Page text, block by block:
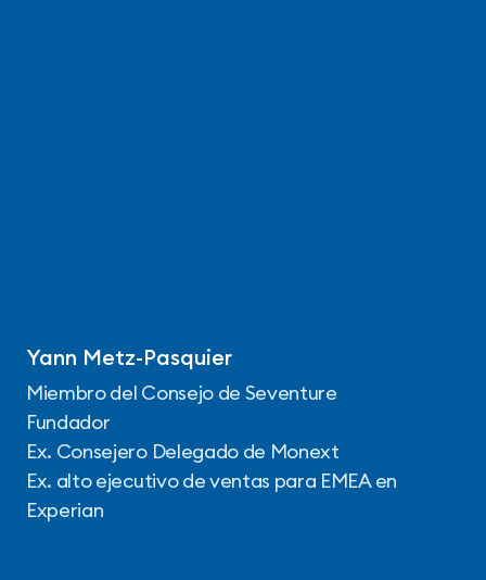
Yann Metz-Pasquier
Miembro del Consejo de Seventure
Fundador
Ex. Consejero Delegado de Monext
Ex. alto ejecutivo de ventas para EMEA en
Experian